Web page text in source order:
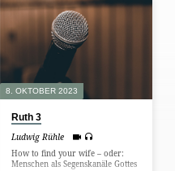
8. OKTOBER 2023
Ruth 3
Ludwig Rühle
How to find your wife – oder:
Menschen als Segenskanäle Gottes